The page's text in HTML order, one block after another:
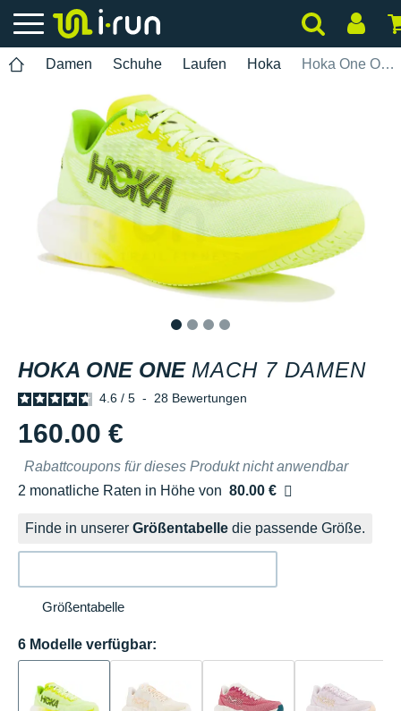
Damen Schuhe Laufen Hoka Hoka One One Mach 7 Damen
HOKA ONE ONE MACH 7 DAMEN
4.6 / 5 - 28 Bewertungen
160.00 €
Rabattcoupons für dieses Produkt nicht anwendbar
2 monatliche Raten in Höhe von 80.00 €
Ohne Zusatzkosten
Finde in unserer Größentabelle die passende Größe.
Größentabelle
6 Modelle verfügbar: